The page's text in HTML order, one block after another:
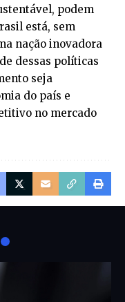
podem
está, sem
nação inovadora
dessas políticas
seja
do país e
no mercado